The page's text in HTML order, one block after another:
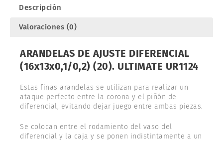
cantidad
Descripción
Valoraciones (0)
ARANDELAS DE AJUSTE DIFERENCIAL
(16x13x0,1/0,2) (20). ULTIMATE UR1124
Estas finas arandelas se utilizan para realizar un
ataque perfecto entre la corona y el piñón de
diferencial, evitando dejar juego entre ambas piezas.
Se colocan entre el rodamiento del vaso del
diferencial y la caja y se ponen indistintamente a un